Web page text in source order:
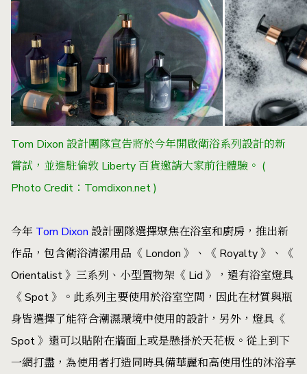
Tom Dixon 設計團隊宣告將於今年開啟衛浴系列設計的新
嘗試，並進駐倫敦 Liberty 百貨邀請大家前往體驗 。 (
Photo Credit：Tomdixon.net )
今年 Tom Dixon 設計團隊選擇聚焦在浴室和廚房，推出新
作品，包含衛浴清潔用品《 London 》、《 Royalty 》、《
Orientalist 》三系列、小型置物架《 Lid 》，還有浴室燈具
《 Spot 》。此系列主要使用於浴室空間，因此在材質與瓶
身皆選擇了能符合潮濕環境中使用的設計，另外，燈具《
Spot 》還可以貼附在牆面上或是懸掛於天花板。從上到下
一網打盡，為使用者打造同時具備華麗和高使用性的沐浴享